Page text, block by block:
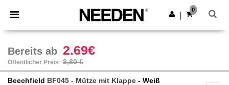
× Needen App
Bessere Preise in der App!
App holen
0
Bereits ab 2.69€
Öffentlicher Preis 3,80 €
Beechfield BF045 - Mütze mit Klappe - Weiß